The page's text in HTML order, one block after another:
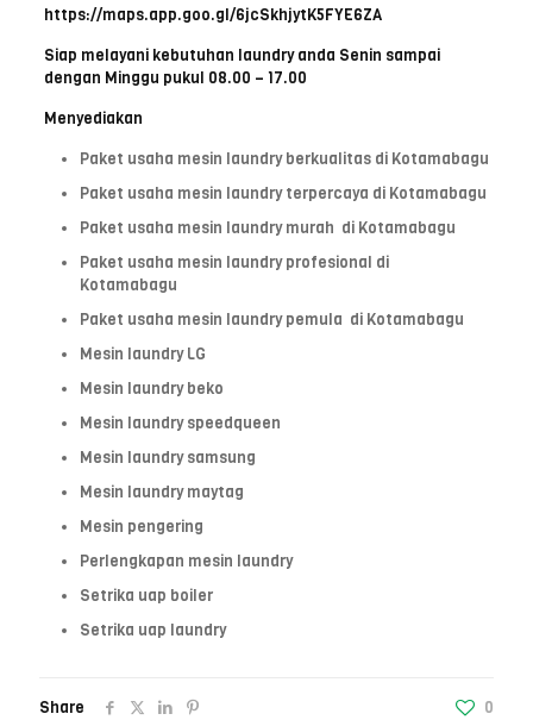
https://maps.app.goo.gl/6jcSkhjytK5FYE6ZA
Siap melayani kebutuhan laundry anda Senin sampai
dengan Minggu pukul 08.00 – 17.00
Menyediakan
Paket usaha mesin laundry berkualitas di Kotamabagu
Paket usaha mesin laundry terpercaya di Kotamabagu
Paket usaha mesin laundry murah di Kotamabagu
Paket usaha mesin laundry profesional di
Kotamabagu
Paket usaha mesin laundry pemula di Kotamabagu
Mesin laundry LG
Mesin laundry beko
Mesin laundry speedqueen
Mesin laundry samsung
Mesin laundry maytag
Mesin pengering
Perlengkapan mesin laundry
Setrika uap boiler
Setrika uap laundry
Share 0